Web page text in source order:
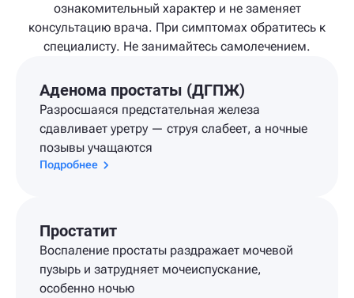
ознакомительный характер и не заменяет
консультацию врача. При симптомах обратитесь к
специалисту. Не занимайтесь самолечением.
Аденома простаты (ДГПЖ)
Разросшаяся предстательная железа
сдавливает уретру — струя слабеет, а ночные
позывы учащаются
Подробнее
Простатит
Воспаление простаты раздражает мочевой
пузырь и затрудняет мочеиспускание,
особенно ночью